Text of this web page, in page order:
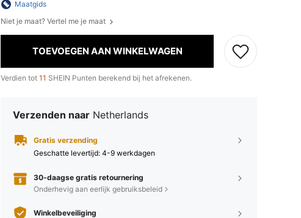
Maatgids
Niet je maat? Vertel me je maat
TOEVOEGEN AAN WINKELWAGEN
Verdien tot 11 SHEIN Punten berekend bij het afrekenen.
Verzenden naar Netherlands
Gratis verzending
Geschatte levertijd: 4-9 werkdagen
30-daagse gratis retournering
Onderhevig aan eerlijk gebruiksbeleid
Winkelbeveiliging